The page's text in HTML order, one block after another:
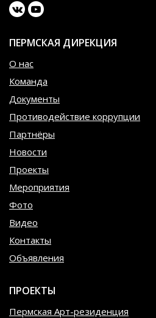
ПЕРМСКАЯ ДИРЕКЦИЯ
О нас
Команда
Документы
Противодействие коррупции
Партнёры
Новости
Проекты
Мероприятия
Фото
Видео
Контакты
Объявления
ПРОЕКТЫ
Пермская Арт-резиденция